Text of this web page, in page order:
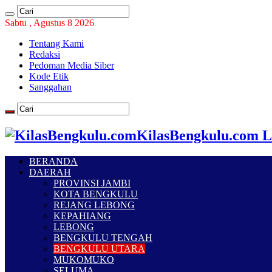
Sabtu , Agustus 8 2026
Tentang Kami
Redaksi
Pedoman Media Siber
Kode Etik
Sanggahan
KilasBengkulu.com
BERANDA
DAERAH
PROVINSI JAMBI
KOTA BENGKULU
REJANG LEBONG
KEPAHIANG
LEBONG
BENGKULU TENGAH
BENGKULU UTARA
MUKOMUKO